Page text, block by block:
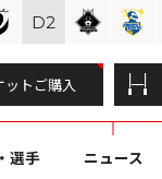
ットご購入
選手 ニュース
D2